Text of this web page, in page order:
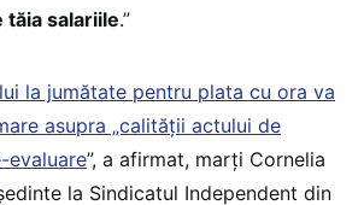
tăia salariile.”
la jumătate pentru plata cu ora va
asupra „calității actului de
evaluare”, a afirmat, marți Cornelia
la Sindicatul Independent din